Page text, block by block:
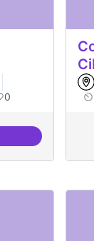
0
de formació